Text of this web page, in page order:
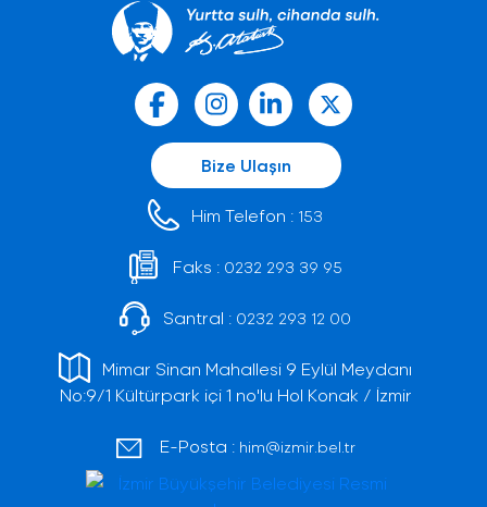
Bize Ulaşın
Him Telefon : 153
Faks : 0232 293 39 95
Santral : 0232 293 12 00
Mimar Sinan Mahallesi 9 Eylül Meydanı
No:9/1 Kültürpark içi 1 no'lu Hol Konak / İzmir
E-Posta : him@izmir.bel.tr